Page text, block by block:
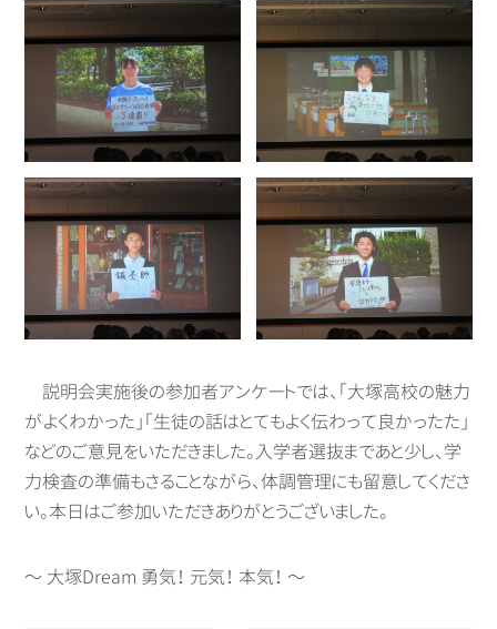
説明会実施後の参加者アンケートでは、「大塚高校の魅力
がよくわかった」「生徒の話はとてもよく伝わって良かったた」
などのご意見をいただきました。入学者選抜まであと少し、学
力検査の準備もさることながら、体調管理にも留意してくださ
い。本日はご参加いただきありがとうございました。
～ 大塚Dream 勇気！ 元気！ 本気！ ～